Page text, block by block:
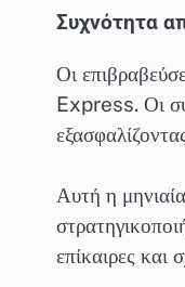
Συχνότητα
Οι
Express. Οι
Αυτή η
επίκαιρες και